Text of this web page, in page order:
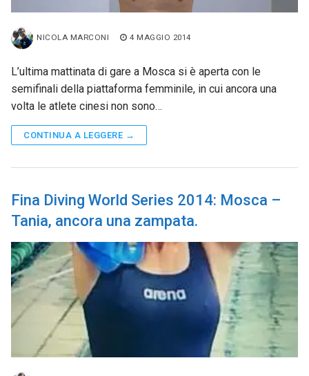
NICOLA MARCONI 4 MAGGIO 2014
L’ultima mattinata di gare a Mosca si è aperta con le
semifinali della piattaforma femminile, in cui ancora una
volta le atlete cinesi non sono…
CONTINUA A LEGGERE →
Fina Diving World Series 2014: Mosca –
Tania, ancora una zampata.